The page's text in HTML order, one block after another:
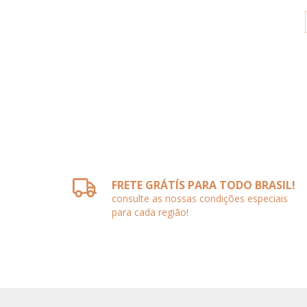
FRETE GRÁTÍS PARA TODO BRASIL!
consulte as nossas condições especiais
para cada região!